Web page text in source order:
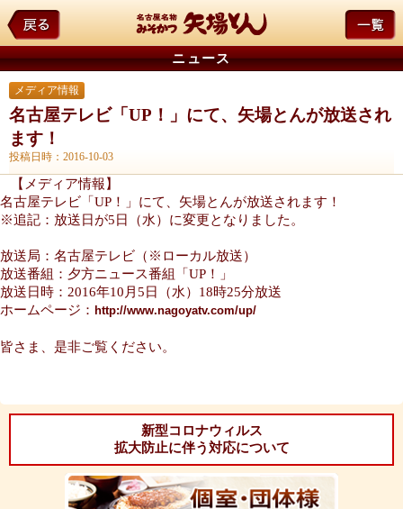
ニュース
メディア情報
名古屋テレビ「UP！」にて、矢場とんが放送され
ます！
投稿日時：2016-10-03
【メディア情報】
名古屋テレビ「UP！」にて、矢場とんが放送されます！
※追記：放送日が5日（水）に変更となりました。
放送局：名古屋テレビ（※ローカル放送）
放送番組：夕方ニュース番組「UP！」
放送日時：2016年10月5日（水）18時25分放送
ホームページ： http://www.nagoyatv.com/up/
皆さま、是非ご覧ください。
新型コロナウィルス
拡大防止に伴う対応について